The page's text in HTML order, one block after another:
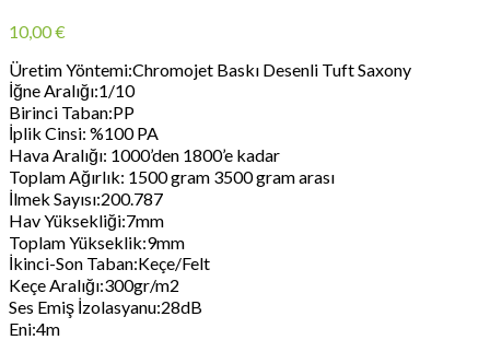
10,00€
Üretim Yöntemi:Chromojet Baskı Desenli Tuft Saxony
İğne Aralığı:1/10
Birinci Taban:PP
İplik Cinsi: %100 PA
Hava Aralığı: 1000’den 1800’e kadar
Toplam Ağırlık: 1500 gram 3500 gram arası
İlmek Sayısı:200.787
Hav Yüksekliği:7mm
Toplam Yükseklik:9mm
İkinci-Son Taban:Keçe/Felt
Keçe Aralığı:300gr/m2
Ses Emiş İzolasyanu:28dB
Eni:4m